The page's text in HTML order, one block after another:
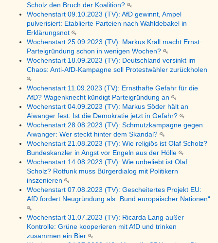
Scholz den Bruch der Koalition?
Wochenstart 09.10.2023 (TV): AfD gewinnt, Ampel
pulverisiert: Etablierte Parteien nach Wahldebakel in
Erklärungsnot
Wochenstart 25.09.2023 (TV): Markus Krall macht Ernst:
Parteigründung schon in wenigen Wochen?
Wochenstart 18.09.2023 (TV): Deutschland versinkt im
Chaos: Anti-AfD-Kampagne soll Protestwähler zurückholen
Wochenstart 11.09.2023 (TV): Ernsthafte Gefahr für die
AfD? Wagenknecht kündigt Parteigründung an
Wochenstart 04.09.2023 (TV): Markus Söder hält an
Aiwanger fest: Ist die Demokratie jetzt in Gefahr?
Wochenstart 28.08.2023 (TV): Schmutzkampagne gegen
Aiwanger: Wer steckt hinter dem Skandal?
Wochenstart 21.08.2023 (TV): Wie religiös ist Olaf Scholz?
Bundeskanzler in Angst vor Engeln aus der Hölle
Wochenstart 14.08.2023 (TV): Wie unbeliebt ist Olaf
Scholz? Rotfunk muss Bürgerdialog mit Politikern
inszenieren
Wochenstart 07.08.2023 (TV): Gescheitertes Projekt EU:
AfD fordert Neugründung als „Bund europäischer Nationen“
Wochenstart 31.07.2023 (TV): Ricarda Lang außer
Kontrolle: Grüne kooperieren mit AfD und trinken
zusammen ein Bier